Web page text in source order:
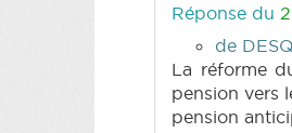
Réponse du
de
La réforme
pension vers
pension